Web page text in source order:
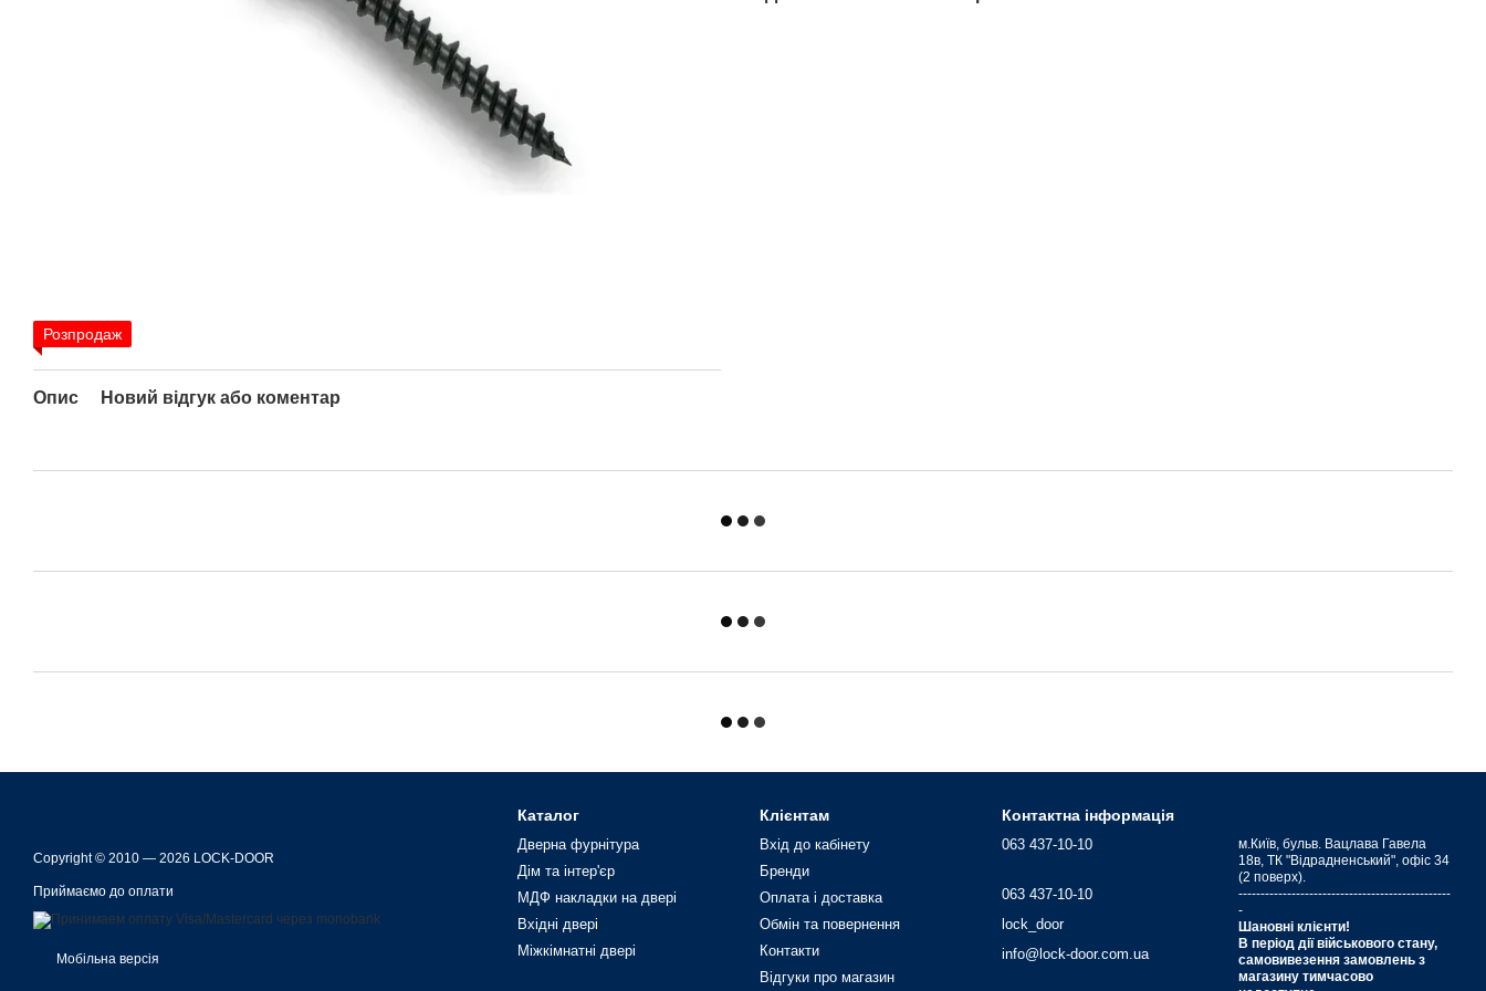
Розпродаж
Опис Новий відгук або коментар
Copyright © 2010 — 2026 LOCK-DOOR
Приймаємо до оплати
Мобільна версія
Каталог
Дверна фурнітура
Дім та інтер'єр
МДФ накладки на двері
Вхідні двері
Міжкімнатні двері
Клієнтам
Вхід до кабінету
Бренди
Оплата і доставка
Обмін та повернення
Контакти
Відгуки про магазин
Контактна інформація
063 437-10-10
063 437-10-10
lock_door
info@lock-door.com.ua
м.Київ, бульв. Вацлава Гавела
18в, ТК "Відрадненський", офіс 34
(2 поверх).
------------------------------------------------
-
Шановні клієнти!
В період дії військового стану,
самовивезення замовлень з
магазину тимчасово